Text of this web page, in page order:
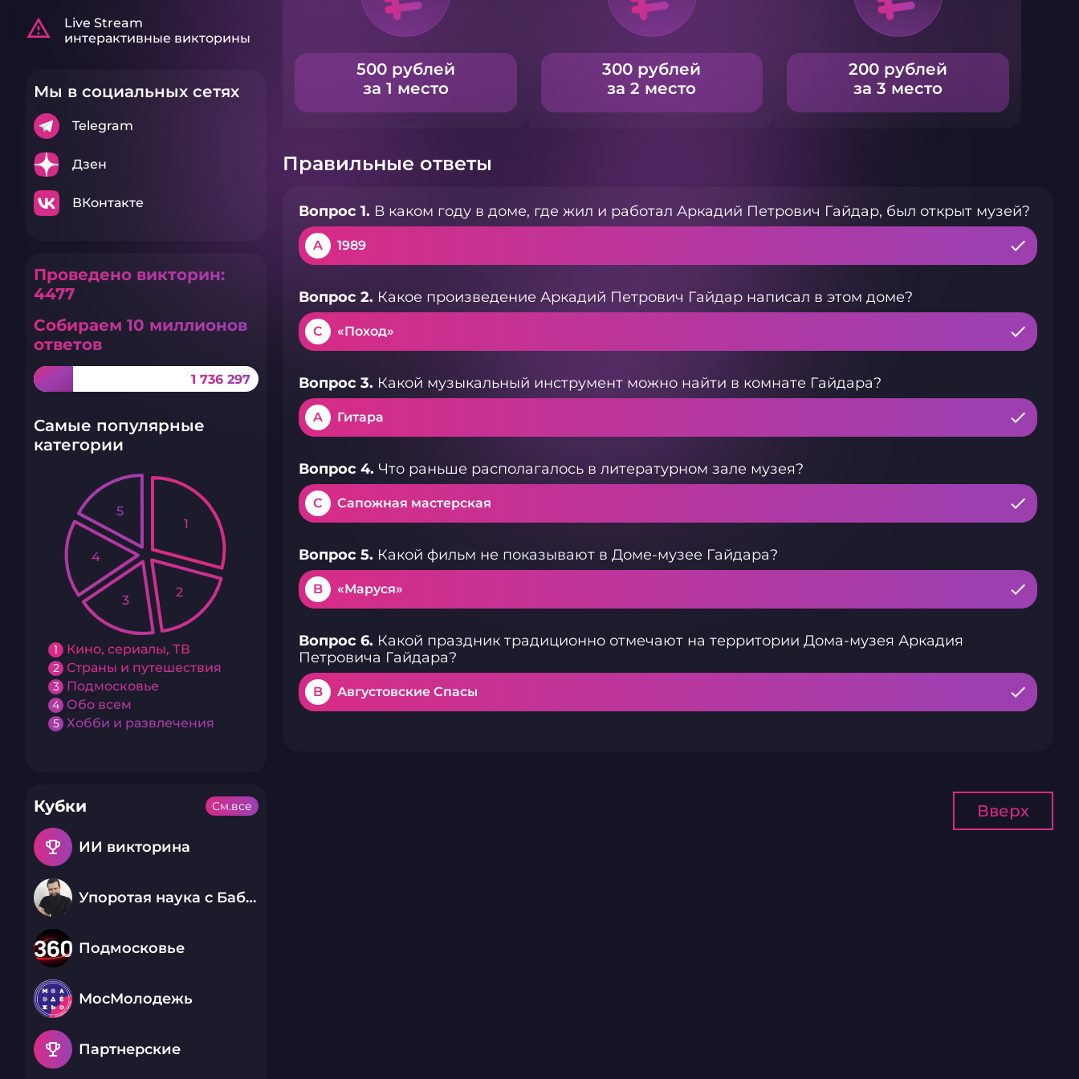
warning_amber
Live Stream
интерактивные викторины
Мы в социальных сетях
Telegram
Дзен
ВКонтакте
Проведено викторин:
4477
Собираем 10 миллионов
ответов
1 736 297
Самые популярные
категории
1 Кино, сериалы, ТВ
2 Страны и путешествия
3 Подмосковье
4 Обо всем
5 Хобби и развлечения
1
2
3
4
5
Кубки
emoji_events ИИ викторина
Упоротая наука с Бабаем Лютым
Подмосковье
МосМолодежь
emoji_events Партнерские
См.все
500 рублей
за 1 место
300 рублей
за 2 место
200 рублей
за 3 место
Правильные ответы
Вопрос 1. В каком году в доме, где жил и работал Аркадий Петрович Гайдар, был открыт музей?
A 1989
Вопрос 2. Какое произведение Аркадий Петрович Гайдар написал в этом доме?
C «Поход»
Вопрос 3. Какой музыкальный инструмент можно найти в комнате Гайдара?
A Гитара
Вопрос 4. Что раньше располагалось в литературном зале музея?
C Сапожная мастерская
Вопрос 5. Какой фильм не показывают в Доме-музее Гайдара?
B «Маруся»
Вопрос 6. Какой праздник традиционно отмечают на территории Дома-музея Аркадия
Петровича Гайдара?
B Августовские Спасы
Вверх